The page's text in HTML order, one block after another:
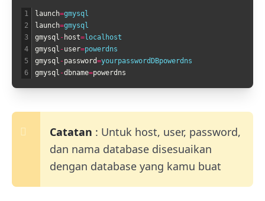
1
2
3
4
5
6
launch=gmysql
launch=gmysql
gmysql - host=localhost
gmysql -user=powerdns
gmysql -password=yourpasswordDBpowerdns
gmysql -dbname=powerdns
Catatan : Untuk host, user, password,
dan nama database disesuaikan
dengan database yang kamu buat